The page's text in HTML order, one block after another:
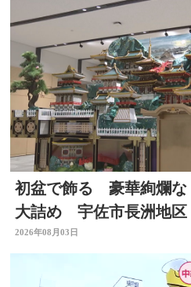
初盆で飾る 豪華絢爛な
大詰め 宇佐市長洲地
2026年08月03日